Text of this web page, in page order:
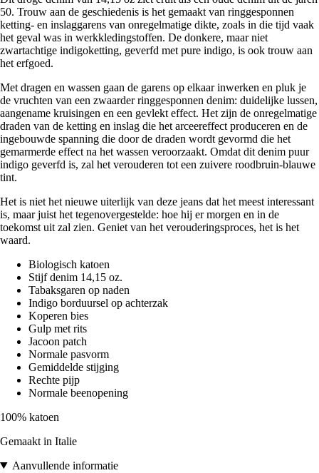
50. Trouw aan de geschiedenis is het gemaakt van ringgesponnen
ketting- en inslaggarens van onregelmatige dikte, zoals in die tijd vaak
het geval was in werkkledingstoffen. De donkere, maar niet
zwartachtige indigoketting, geverfd met pure indigo, is ook trouw aan
het erfgoed.
Met dragen en wassen gaan de garens op elkaar inwerken en pluk je
de vruchten van een zwaarder ringgesponnen denim: duidelijke lussen,
aangename kruisingen en een gevlekt effect. Het zijn de onregelmatige
draden van de ketting en inslag die het arceereffect produceren en de
ingebouwde spanning die door de draden wordt gevormd die het
gemarmerde effect na het wassen veroorzaakt. Omdat dit denim puur
indigo geverfd is, zal het verouderen tot een zuivere roodbruin-blauwe
tint.
Het is niet het nieuwe uiterlijk van deze jeans dat het meest interessant
is, maar juist het tegenovergestelde: hoe hij er morgen en in de
toekomst uit zal zien. Geniet van het verouderingsproces, het is het
waard.
Biologisch katoen
Stijf denim 14,15 oz.
Tabaksgaren op naden
Indigo borduursel op achterzak
Koperen bies
Gulp met rits
Jacoon patch
Normale pasvorm
Gemiddelde stijging
Rechte pijp
Normale beenopening
100% katoen
Gemaakt in Italie
Aanvullende informatie